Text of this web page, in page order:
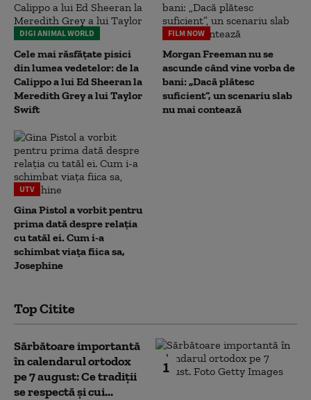
DIGI ANIMAL WORLD
Cele mai răsfățate pisici
din lumea vedetelor: de la
Calippo a lui Ed Sheeran la
Meredith Grey a lui Taylor
Swift
FILM NOW
Morgan Freeman nu se
ascunde când vine vorba de
bani: „Dacă plătesc
suficient”, un scenariu slab
nu mai contează
UTV
Gina Pistol a vorbit pentru
prima dată despre relația
cu tatăl ei. Cum i-a
schimbat viața fiica sa,
Josephine
Top Citite
1
Sărbătoare importantă
în calendarul ortodox
pe 7 august: Ce tradiții
se respectă și cui...